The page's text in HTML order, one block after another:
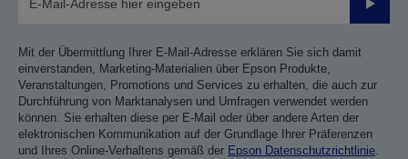
Mit der Übermittlung Ihrer E-Mail-Adresse erklären Sie sich damit
einverstanden, Marketing-Materialien über Epson Produkte,
Veranstaltungen, Promotions und Services zu erhalten, die auch zur
Durchführung von Marktanalysen und Umfragen verwendet werden
können. Sie erhalten diese per E-Mail oder über andere Arten der
elektronischen Kommunikation auf der Grundlage Ihrer Präferenzen
und Ihres Online-Verhaltens gemäß der Epson Datenschutzrichtlinie